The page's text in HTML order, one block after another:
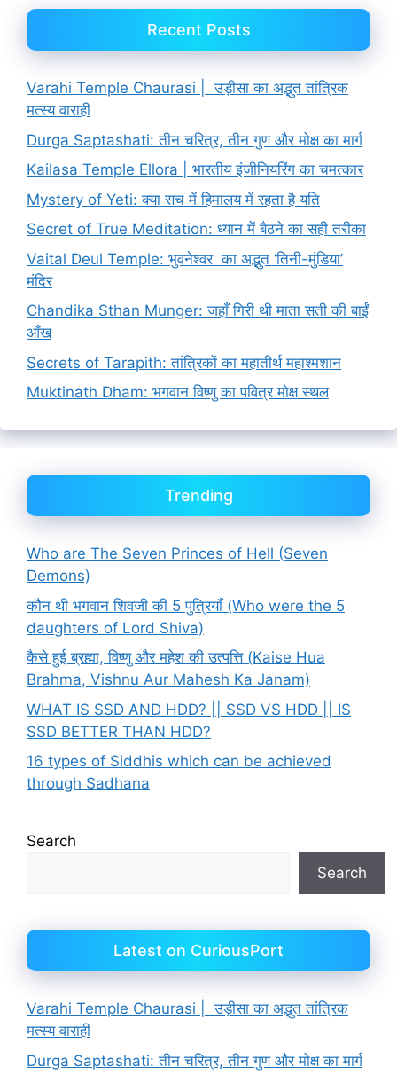
Recent Posts
Varahi Temple Chaurasi | उड़ीसा का अद्भुत तांत्रिक
मत्स्य वाराही
Durga Saptashati: तीन चरित्र, तीन गुण और मोक्ष का मार्ग
Kailasa Temple Ellora | भारतीय इंजीनियरिंग का चमत्कार
Mystery of Yeti: क्या सच में हिमालय में रहता है यति
Secret of True Meditation: ध्यान में बैठने का सही तरीका
Vaital Deul Temple: भुवनेश्वर का अद्भुत ‘तिनी-मुंडिया’
मंदिर
Chandika Sthan Munger: जहाँ गिरी थी माता सती की बाईं
आँख
Secrets of Tarapith: तांत्रिकों का महातीर्थ महाश्मशान
Muktinath Dham: भगवान विष्णु का पवित्र मोक्ष स्थल
Trending
Who are The Seven Princes of Hell (Seven
Demons)
कौन थी भगवान शिवजी की 5 पुत्रियाँ (Who were the 5
daughters of Lord Shiva)
कैसे हुई ब्रह्मा, विष्णु और महेश की उत्पत्ति (Kaise Hua
Brahma, Vishnu Aur Mahesh Ka Janam)
WHAT IS SSD AND HDD? || SSD VS HDD || IS
SSD BETTER THAN HDD?
16 types of Siddhis which can be achieved
through Sadhana
Search
Search
Latest on CuriousPort
Varahi Temple Chaurasi | उड़ीसा का अद्भुत तांत्रिक
मत्स्य वाराही
Durga Saptashati: तीन चरित्र, तीन गुण और मोक्ष का मार्ग